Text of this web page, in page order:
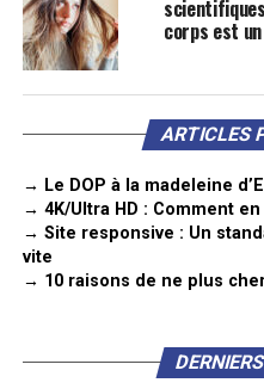
corps est
ARTICLES
→ Le DOP à la madeleine
→ 4K/Ultra HD : Comment
→ Site responsive : Un
vite
→ 10 raisons de ne plus